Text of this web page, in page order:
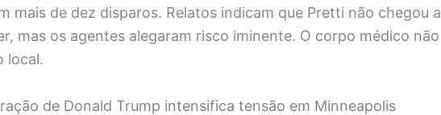
mais de dez disparos. Relatos indicam que Pretti não chegou a
mas os agentes alegaram risco iminente. O corpo médico não
local.
de Donald Trump intensifica tensão em Minneapolis